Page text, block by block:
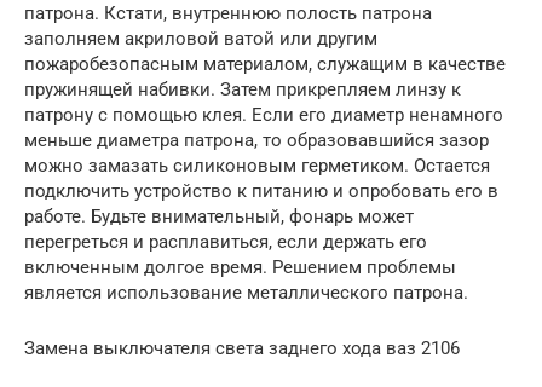
патрона. Кстати, внутреннюю полость патрона
заполняем акриловой ватой или другим
пожаробезопасным материалом, служащим в качестве
пружинящей набивки. Затем прикрепляем линзу к
патрону с помощью клея. Если его диаметр ненамного
меньше диаметра патрона, то образовавшийся зазор
можно замазать силиконовым герметиком. Остается
подключить устройство к питанию и опробовать его в
работе. Будьте внимательный, фонарь может
перегреться и расплавиться, если держать его
включенным долгое время. Решением проблемы
является использование металлического патрона.
Замена выключателя света заднего хода ваз 2106